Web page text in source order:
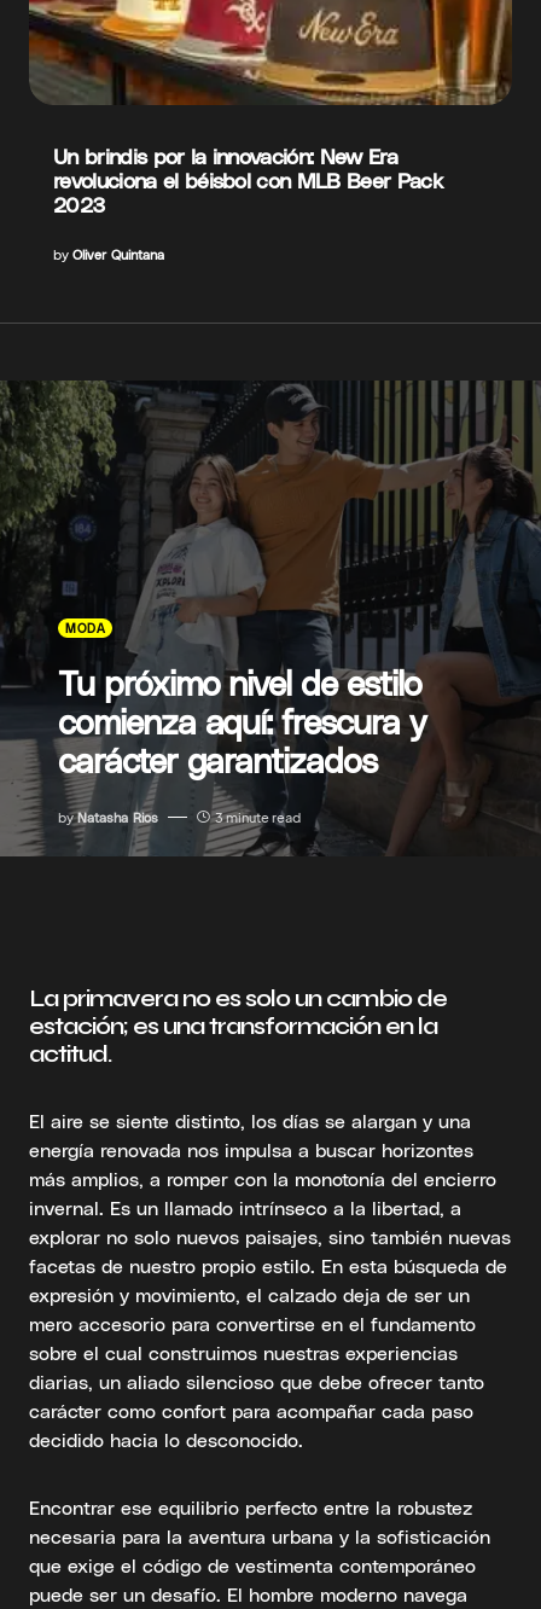
Un brindis por la innovación: New Era
revoluciona el béisbol con MLB Beer Pack
2023
by Oliver Quintana
MODA
Tu próximo nivel de estilo
comienza aquí: frescura y
carácter garantizados
by Natasha Rios 3 minute read
La primavera no es solo un cambio de
estación; es una transformación en la
actitud.
El aire se siente distinto, los días se alargan y una
energía renovada nos impulsa a buscar horizontes
más amplios, a romper con la monotonía del encierro
invernal. Es un llamado intrínseco a la libertad, a
explorar no solo nuevos paisajes, sino también nuevas
facetas de nuestro propio estilo. En esta búsqueda de
expresión y movimiento, el calzado deja de ser un
mero accesorio para convertirse en el fundamento
sobre el cual construimos nuestras experiencias
diarias, un aliado silencioso que debe ofrecer tanto
carácter como confort para acompañar cada paso
decidido hacia lo desconocido.
Encontrar ese equilibrio perfecto entre la robustez
necesaria para la aventura urbana y la sofisticación
que exige el código de vestimenta contemporáneo
puede ser un desafío. El hombre moderno navega